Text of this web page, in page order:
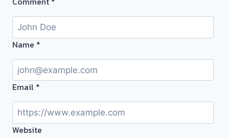
ไม่
รอ
หน้า
งาน
รับ
ซื้อ
Name *
Email *
Website